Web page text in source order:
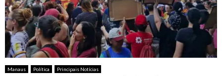
Manaus Política Principais Notícias